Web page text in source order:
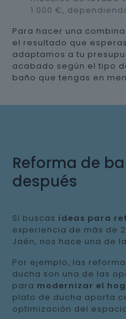
1.000 €,
Para hacer una
el resultado que
adaptamos a tu
acabado según el tipo
baño que tengas en
Reforma de
después
Si buscas ideas para
experiencia de más de
Jaén, nos hace una de
Por ejemplo, las
ducha son una de las
para modernizar el
plato de ducha aporta
optimización del